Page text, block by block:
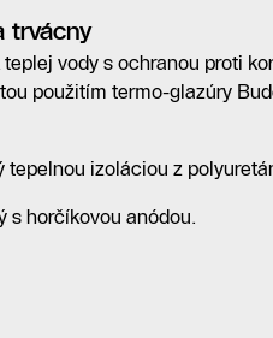
trvácny
vody s ochranou proti
použitím termo-glazúry
tepelnou izoláciou z
s horčíkovou anódou.